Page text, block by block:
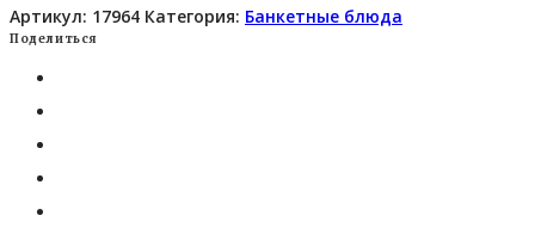
Артикул: 17964 Категория: Банкетные блюда
Поделиться